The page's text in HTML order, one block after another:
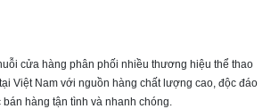
cửa hàng phân phối nhiều thương hiệu thể thao
Việt Nam với nguồn hàng chất lượng cao, độc đáo
hàng tận tình và nhanh chóng.